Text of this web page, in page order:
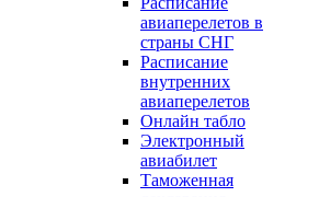
авиаперелетов в
страны СНГ
Расписание
внутренних
авиаперелетов
Онлайн табло
Электронный
авиабилет
Таможенная